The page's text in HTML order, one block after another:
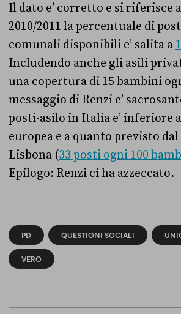
Il dato e’ corretto e si riferisce
2010/2011 la percentuale di
comunali disponibili e’ salita a
Includendo anche gli asili
una copertura di 15 bambini
messaggio di Renzi e’
posti-asilo in Italia e’ inferiore
europea e a quanto previsto
Lisbona (33 posti ogni 100
Epilogo: Renzi ci ha azzeccato.
PD QUESTIONI SOCIALI
VERO